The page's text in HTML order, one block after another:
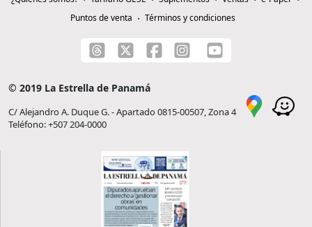
Puntos de venta
Términos y condiciones
© 2019 La Estrella de Panamá
C/ Alejandro A. Duque G. - Apartado 0815-00507, Zona 4
Teléfono: +507 204-0000